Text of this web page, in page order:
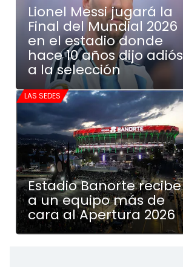
Lionel Messi jugará la
Final del Mundial 2026
en el estadio donde
hace 10 años dijo adiós
a la selección
LAS SEDES
Estadio Banorte recibe
a un equipo más de
cara al Apertura 2026